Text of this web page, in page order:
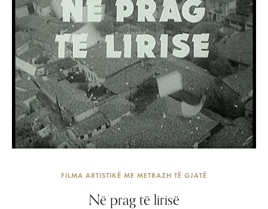
FILMA ARTISTIKË ME METRAZH TË GJATË
Në prag të lirisë